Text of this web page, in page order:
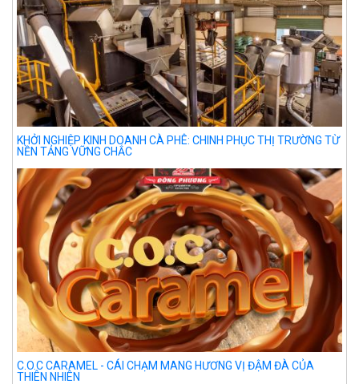
KHỞI NGHIỆP KINH DOANH CÀ PHÊ: CHINH PHỤC THỊ TRƯỜNG TỪ
NỀN TẢNG VỮNG CHẮC
C.O.C CARAMEL - CÁI CHẠM MANG HƯƠNG VỊ ĐẬM ĐÀ CỦA
THIÊN NHIÊN